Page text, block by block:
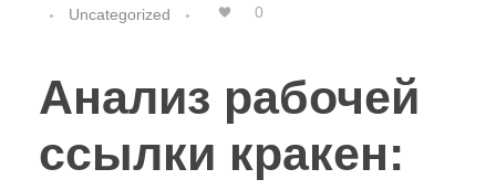
Uncategorized 0
Анализ рабочей
ссылки кракен: